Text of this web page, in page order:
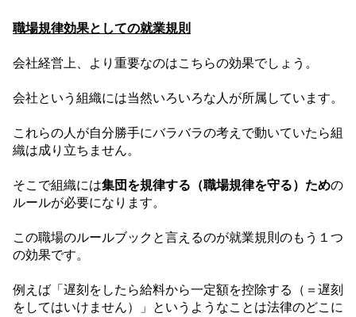
職場規律効果としての就業規則
会社経営上、より重要なのはこちらの効果でしょう。
会社という組織には当然いろいろな人が所属しています。
これらの人が自分勝手にバラバラの考えで動いていたら組
織は成り立ちません。
そこで組織には集団を規律する（職場規律を守る）ための
ルールが必要になります。
この職場のルールブックと言えるのが就業規則のもう１つ
の効果です。
例えば「遅刻をしたら給料から一定額を控除する（＝遅刻
をしてはいけません）」というようなことは法律のどこに